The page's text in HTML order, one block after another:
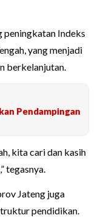
peningkatan Indeks
yang menjadi
berkelanjutan.
Pendampingan
kita cari dan kasih
tegasnya.
Jateng juga
pendidikan.